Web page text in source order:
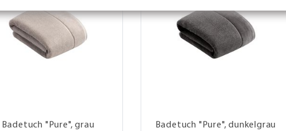
Badetuch "Pure", grau Badetuch "Pure", dunkelgrau